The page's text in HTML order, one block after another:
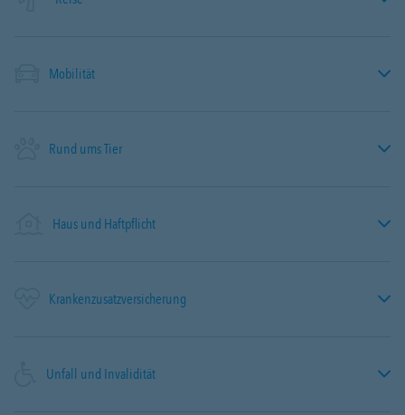
Mobilität
Rund ums Tier
Haus und Haftpflicht
Krankenzusatzversicherung
Unfall und Invalidität